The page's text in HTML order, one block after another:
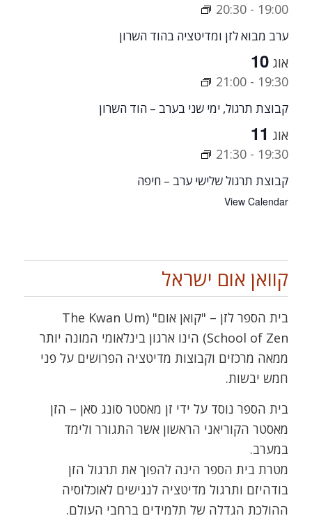
19:00
-
20:30
ערב מבוא לזן ומדיטציה בהוד השרון
אוג 10
19:30
-
21:00
קבוצת תרגול, ימי שני בערב – הוד השרון
אוג 11
19:30
-
21:30
קבוצת תרגול שלישי ערב – חיפה
View Calendar
קוואן אום ישראל
בית הספר לזן – "קואן אום" (The Kwan Um
School of Zen) הינו ארגון בינלאומי המונה יותר
ממאה מרכזים וקבוצות מדיטציה הפרושים על פני
חמש יבשות.
בית הספר נוסד על ידי זן מאסטר סונג סאן – הזן
מאסטר הקוריאני הראשון אשר התגורר ולימד
במערב.
מטרת בית הספר הינה להפוך את תרגול הזן
בודהיזם ותרגול מדיטציה לנגישים לאוכלוסיה
ההולכת הגדלה של תלמידים ברחבי העולם.